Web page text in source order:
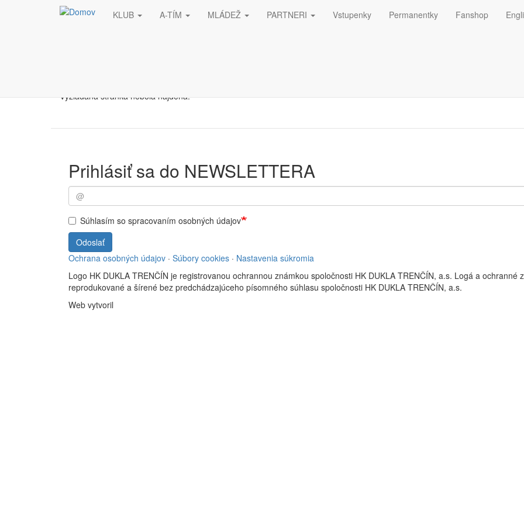
KLUB A-TÍM MLÁDEŽ PARTNERI Vstupenky Permanentky Fanshop
Vyžiadaná stránka nebola nájdená.
Prihlásiť sa do NEWSLETTERA
Súhlasím so spracovaním osobných údajov
Odoslať
Ochrana osobných údajov · Súbory cookies · Nastavenia súkromia
Logo HK DUKLA TRENČÍN je registrovanou ochrannou známkou spoločnosti HK DUKLA TRENČÍN, a.s. Logá a ochranné
reprodukované a šírené bez predchádzajúceho písomného súhlasu spoločnosti HK DUKLA TRENČÍN, a.s.
Web vytvoril